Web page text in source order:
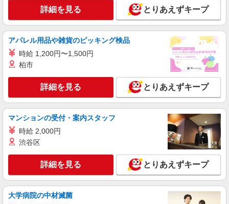
世界的ＩＴ企業 24Ｆカフェ （東京都渋谷
区渋谷3-21-3 渋谷ストリーム 24F）
詳細を見る
アルバイト パート
コンパスグループ・ジャパン株式会社 20988_p
調理補助【アルバイト・パート】
時給1,350円以上 試用期間中 時給1,350円以上
(試用期間2ヶ月) 残業が発生した場合、残業代を1
分単位で別途支給します。
ＳＵＢＡＲＵ本社 （東京都渋谷区恵比寿1-
20-8）
詳細を見る
コンパスグループ・ジャパン株式会社 21051_f
調理師【正社員】
詳細を見る とりあえずキープ
アパレル用品や雑貨のピッキング検品
時給 1,200円〜1,500円
柏市
詳細を見る とりあえずキープ
マンションの受付・案内スタッフ
時給 2,000円
渋谷区
詳細を見る とりあえずキープ
大学病院の中材滅菌